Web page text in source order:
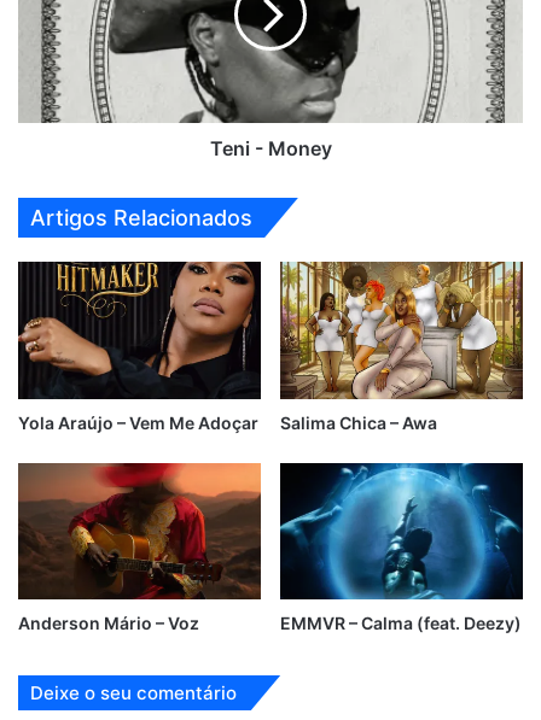
Teni - Money
Artigos Relacionados
Yola Araújo – Vem Me Adoçar Salima Chica – Awa
Anderson Mário – Voz EMMVR – Calma (feat. Deezy)
Deixe o seu comentário